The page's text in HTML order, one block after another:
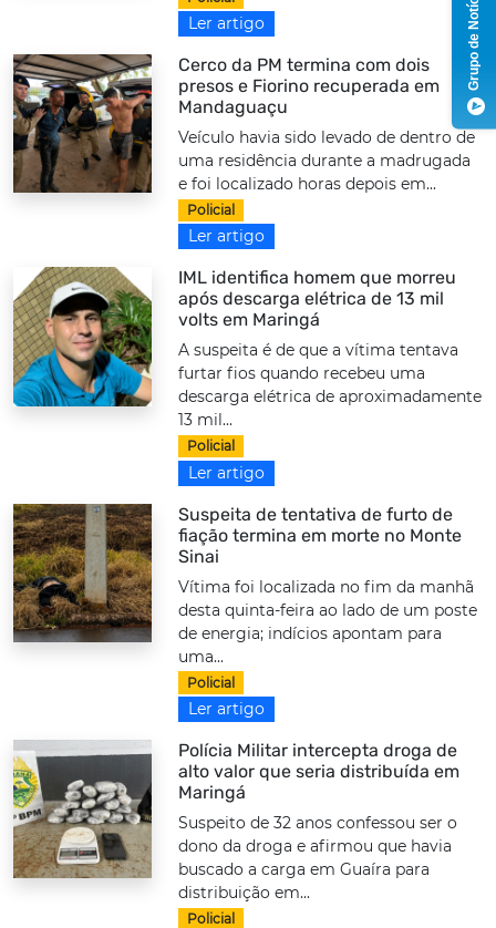
Ler artigo
Cerco da PM termina com dois
presos e Fiorino recuperada em
Mandaguaçu
Veículo havia sido levado de dentro de
uma residência durante a madrugada
e foi localizado horas depois em...
Policial
Ler artigo
IML identifica homem que morreu
após descarga elétrica de 13 mil
volts em Maringá
A suspeita é de que a vítima tentava
furtar fios quando recebeu uma
descarga elétrica de aproximadamente
13 mil...
Policial
Ler artigo
Suspeita de tentativa de furto de
fiação termina em morte no Monte
Sinai
Vítima foi localizada no fim da manhã
desta quinta-feira ao lado de um poste
de energia; indícios apontam para
uma...
Policial
Ler artigo
Polícia Militar intercepta droga de
alto valor que seria distribuída em
Maringá
Suspeito de 32 anos confessou ser o
dono da droga e afirmou que havia
buscado a carga em Guaíra para
distribuição em...
Policial
Grupo de Notícias